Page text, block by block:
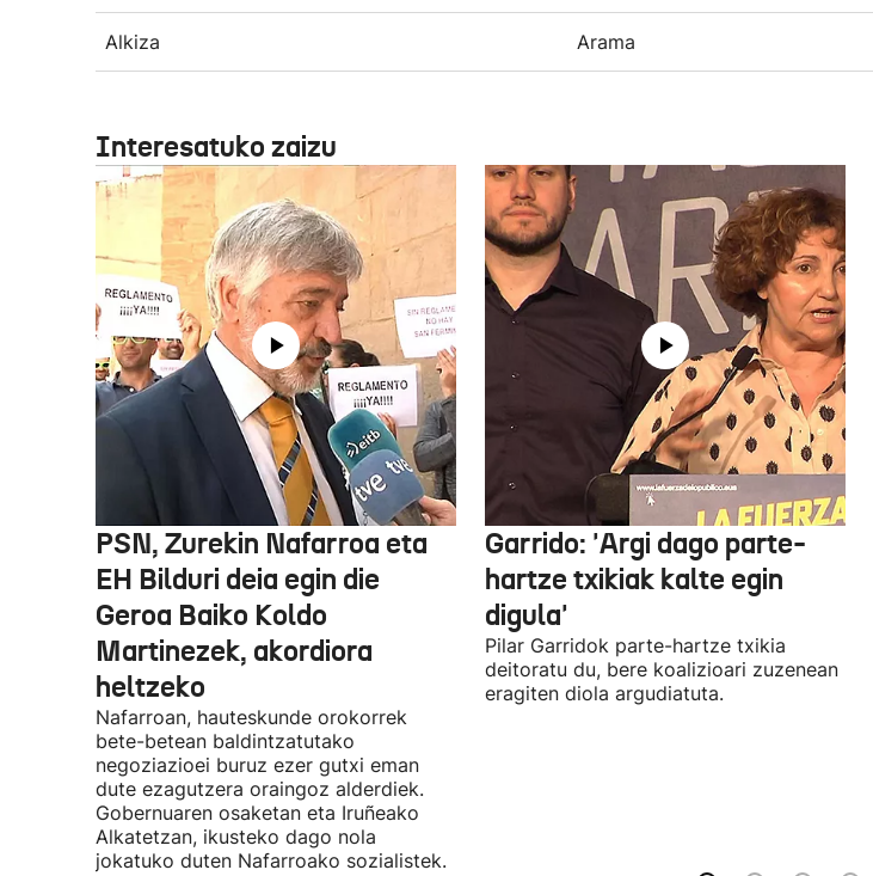
Alkiza Arama
Interesatuko zaizu
PSN, Zurekin Nafarroa eta
EH Bilduri deia egin die
Geroa Baiko Koldo
Martinezek, akordiora
heltzeko
Nafarroan, hauteskunde orokorrek
bete-betean baldintzatutako
negoziazioei buruz ezer gutxi eman
dute ezagutzera oraingoz alderdiek.
Gobernuaren osaketan eta Iruñeako
Alkatetzan, ikusteko dago nola
jokatuko duten Nafarroako sozialistek.
Garrido: 'Argi dago parte-
hartze txikiak kalte egin
digula'
Pilar Garridok parte-hartze txikia
deitoratu du, bere koalizioari zuzenean
eragiten diola argudiatuta.